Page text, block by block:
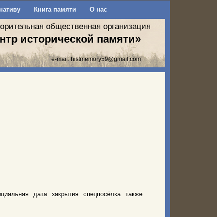
Книга памяти О нас
общественная организация
исторической памяти»
e-mail:histmemory59@gmail.com
дата закрытия спецпосёлка также